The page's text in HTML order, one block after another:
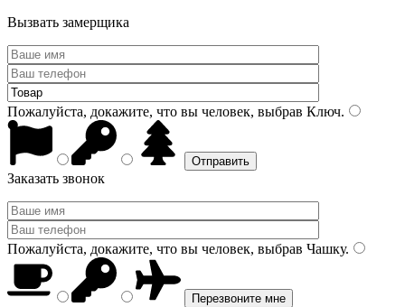
Вызвать замерщика
Пожалуйста, докажите, что вы человек, выбрав Ключ.
Заказать звонок
Пожалуйста, докажите, что вы человек, выбрав Чашку.